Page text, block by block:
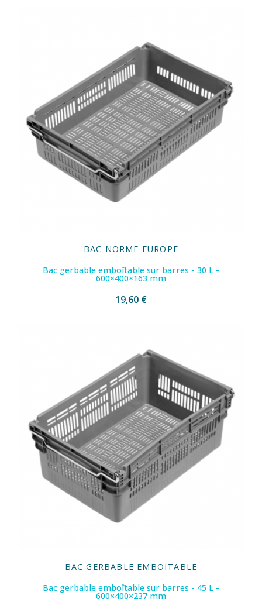
BAC NORME EUROPE
Bac gerbable emboîtable sur barres - 30 L -
600×400×163 mm
19,60 €
BAC GERBABLE EMBOITABLE
Bac gerbable emboîtable sur barres - 45 L -
600×400×237 mm